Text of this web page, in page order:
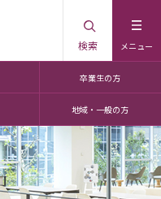
メニュー
検索
卒業生の方
地域・一般の方